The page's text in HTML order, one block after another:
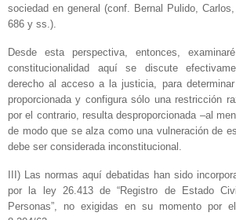
sociedad en general (conf. Bernal Pulido,
686 y ss.).
Desde esta perspectiva, entonces,
constitucionalidad aquí se discute
derecho al acceso a la justicia, para
proporcionada y configura sólo una restricción
por el contrario, resulta desproporcionada –al
de modo que se alza como una vulneración de
debe ser considerada inconstitucional.
III) Las normas aquí debatidas han sido
por la ley 26.413 de “Registro de Estado
Personas”, no exigidas en su momento por